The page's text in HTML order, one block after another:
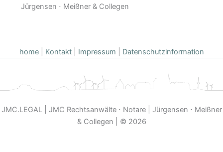
Jürgensen ⋅ Meißner & Collegen
home| Kontakt| Impressum Datenschutzinformation
JMC.LEGAL | JMC Rechtsanwälte ⋅ Notare | Jürgensen ⋅ Meißner
& Collegen | © 2026